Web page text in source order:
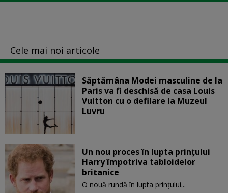
Cele mai noi articole
Săptămâna Modei masculine de la
Paris va fi deschisă de casa Louis
Vuitton cu o defilare la Muzeul
Luvru
Un nou proces în lupta prinţului
Harry împotriva tabloidelor
britanice
O nouă rundă în lupta prinţului...